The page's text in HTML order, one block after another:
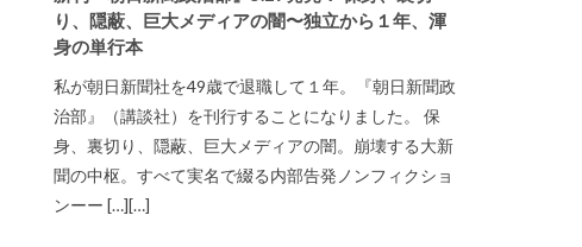
り、隠蔽、巨大メディアの闇〜独立から１年、渾
身の単行本
私が朝日新聞社を49歳で退職して１年。『朝日新聞政
治部』（講談社）を刊行することになりました。 保
身、裏切り、隠蔽、巨大メディアの闇。崩壊する大新
聞の中枢。すべて実名で綴る内部告発ノンフィクショ
ンーー […][…]